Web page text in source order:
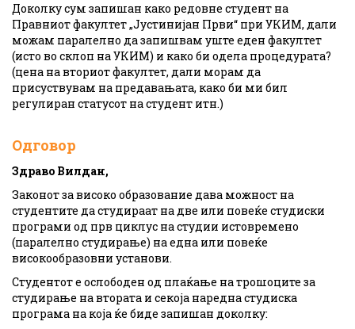
Доколку сум запишан како редовне студент на
Правниот факултет „Јустинијан Први“ при УКИМ, дали
можам паралелно да запишвам уште еден факултет
(исто во склоп на УКИМ) и како би одела процедурата?
(цена на вториот факултет, дали морам да
присуствувам на предавањата, како би ми бил
регулиран статусот на студент итн.)
Одговор
Здраво Вилдан,
Законот за високо образование дава можност на
студентите да студираат на две или повеќе студиски
програми од прв циклус на студии истовремено
(паралелно студирање) на една или повеќе
високообразовни установи.
Студентот е ослободен од плаќање на трошоците за
студирање на втората и секоја наредна студиска
програма на која ќе биде запишан доколку: